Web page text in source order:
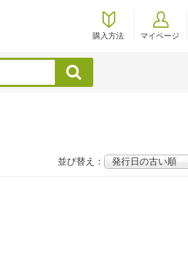
購入方法 マイページ
検索
並び替え：